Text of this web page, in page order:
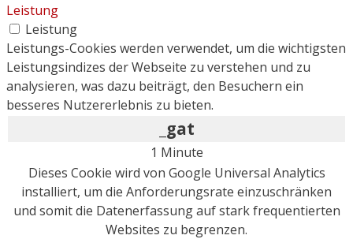
Leistung
Leistung
Leistungs-Cookies werden verwendet, um die wichtigsten
Leistungsindizes der Webseite zu verstehen und zu
analysieren, was dazu beiträgt, den Besuchern ein
besseres Nutzererlebnis zu bieten.
_gat
1 Minute
Dieses Cookie wird von Google Universal Analytics
installiert, um die Anforderungsrate einzuschränken
und somit die Datenerfassung auf stark frequentierten
Websites zu begrenzen.